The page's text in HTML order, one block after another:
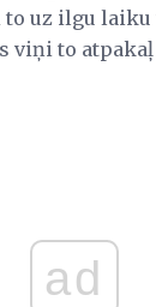
uz ilgu
viņi to atpakaļ
ad